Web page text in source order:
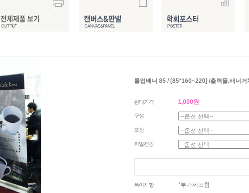
롤업배너 85 / [85*160~220] /출력물.배너거
판매가격 1,000원
구성
포장
파일전송
특이사항 *부가세포함